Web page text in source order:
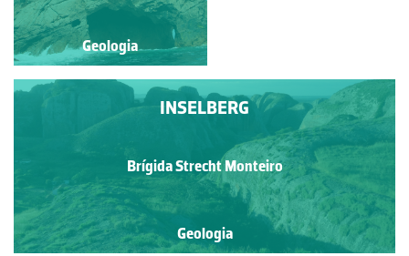
Geologia
INSELBERG
Brígida Strecht Monteiro
Geologia
Geologia